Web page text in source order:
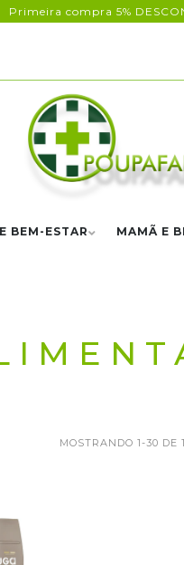
Primeira compra 5%
BEM-ESTAR MAMÃ E
MOSTRANDO 1-30 DE